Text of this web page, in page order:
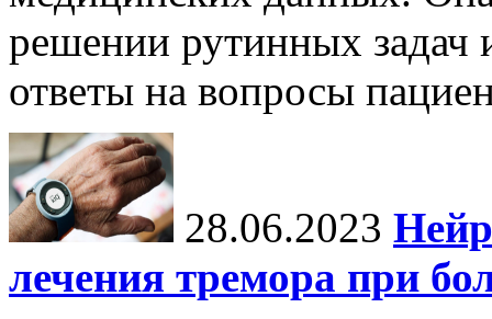
решении рутинных задач
ответы на вопросы
28.06.2023
лечения тремора при